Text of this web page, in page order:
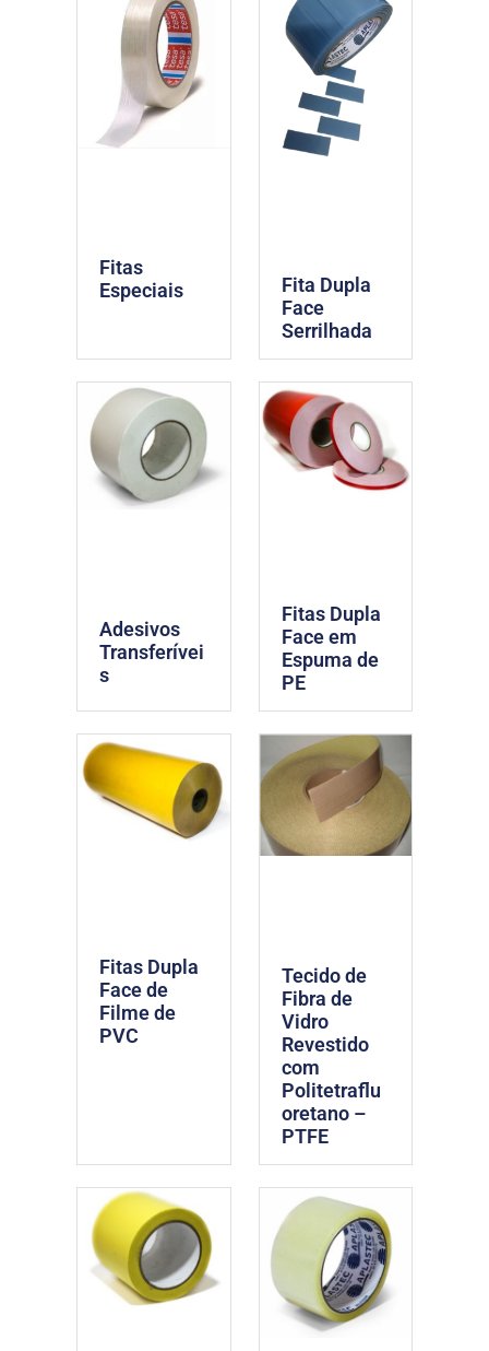
Fitas
Especiais
Fita Dupla
Face
Serrilhada
Adesivos
Transferívei
s
Fitas Dupla
Face em
Espuma de
PE
Fitas Dupla
Face de
Filme de
PVC
Tecido de
Fibra de
Vidro
Revestido
com
Politetraflu
oretano –
PTFE